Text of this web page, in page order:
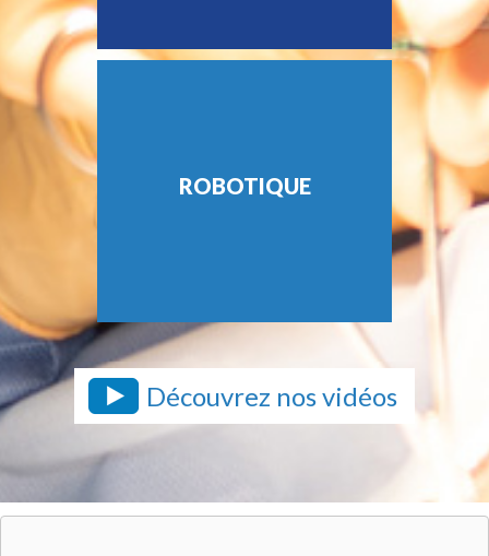
ROBOTIQUE
Découvrez nos vidéos